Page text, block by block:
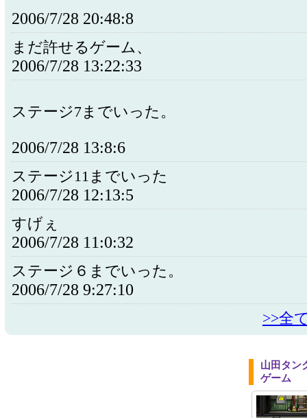
2006/7/28 20:48:8
まだ許せるゲーム、
2006/7/28 13:22:33
ステージ7までいった。
2006/7/28 13:8:6
ステージ11までいった
2006/7/28 12:13:5
すげぇ
2006/7/28 11:0:32
ステージ６までいった。
2006/7/28 9:27:10
>>全
山田タン
ゲーム